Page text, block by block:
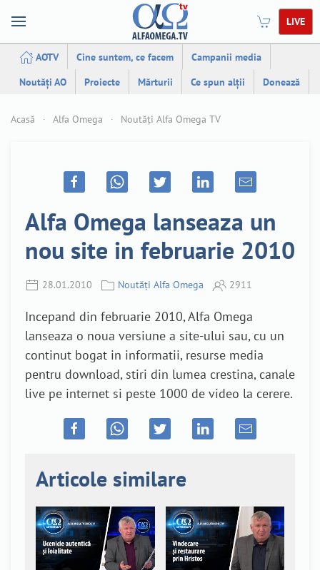
LIVE
AOTV Cine suntem, ce facem
Campanii media
Noutăți AO
Proiecte Mărturii Ce spun alții Donează
Acasă Alfa Omega Noutăți Alfa Omega TV
Alfa Omega lanseaza un
nou site in februarie 2010
28.01.2010 Noutăți Alfa Omega 2911
Incepand din februarie 2010, Alfa Omega
lanseaza o noua versiune a site-ului sau, cu un
continut bogat in informatii, resurse media
pentru download, stiri din lumea crestina, canale
live pe internet si peste 1000 de video la cerere.
Articole similare